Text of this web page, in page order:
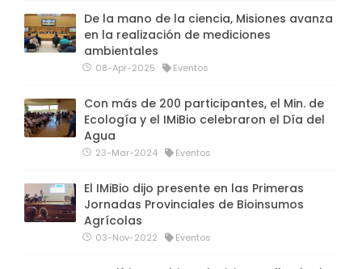
De la mano de la ciencia, Misiones avanza
en la realización de mediciones
ambientales
08-Apr-2025 Eventos
Con más de 200 participantes, el Min. de
Ecología y el IMiBio celebraron el Día del
Agua
23-Mar-2024 Eventos
El IMiBio dijo presente en las Primeras
Jornadas Provinciales de Bioinsumos
Agrícolas
03-Nov-2022 Eventos